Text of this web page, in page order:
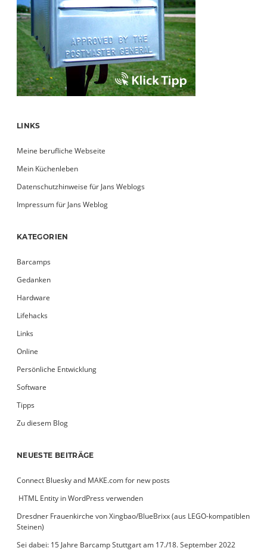
LINKS
Meine berufliche Webseite
Mein Küchenleben
Datenschutzhinweise für Jans Weblogs
Impressum für Jans Weblog
KATEGORIEN
Barcamps
Gedanken
Hardware
Lifehacks
Links
Online
Persönliche Entwicklung
Software
Tipps
Zu diesem Blog
NEUESTE BEITRÄGE
Connect Bluesky and MAKE.com for new posts
­ HTML Entity in WordPress verwenden
Dresdner Frauenkirche von Xingbao/BlueBrixx (aus LEGO-kompatiblen
Steinen)
Sei dabei: 15 Jahre Barcamp Stuttgart am 17./18. September 2022